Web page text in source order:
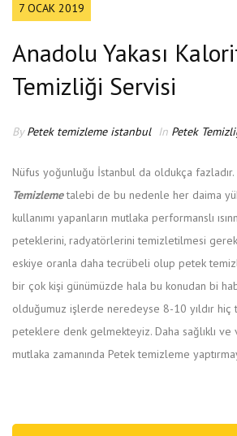
7 OCAK 2019
Anadolu Yakası
Temizliği Servisi
ByPetek temizleme istanbul In Petek
Nüfus yoğunluğu İstanbul da oldukça fazladır.
Temizlemetalebi de bu nedenle her daima
kullanımı yapanların mutlaka performanslı
peteklerini, radyatörlerini temizletilmesi
eskiye oranla daha tecrübeli olup petek
bir çok kişi günümüzde hala bu konudan bi
olduğumuz işlerde neredeyse 8-10 yıldır hiç
peteklere denk gelmekteyiz. Daha sağlıklı ve
mutlaka zamanında Petek temizleme